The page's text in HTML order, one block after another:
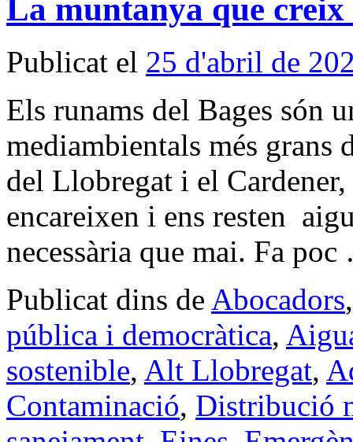
La muntanya que creix
Publicat el 25 d'abril de
Els runams del Bages són
mediambientals més grans
del Llobregat i el
encareixen i ens resten
necessària que mai. Fa
Publicat dins de Abocadors
pública i democràtica,
sostenible, Alt Llobregat,
Contaminació, Distribució